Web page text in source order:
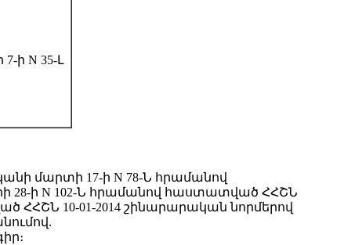
ի N 35-Լ
մարտի 17-ի N 78-Ն հրամանով
28-ի N 102-Ն հրամանով հաստատված ՀՀՇՆ
ՀՀՇՆ 10-01-2014 շինարարական նորմերով